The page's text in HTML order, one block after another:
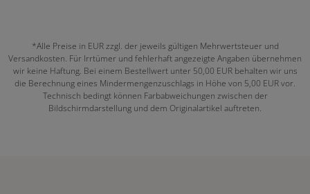
*Alle Preise in EUR zzgl. der jeweils gültigen Mehrwertsteuer und
Versandkosten. Für Irrtümer und fehlerhaft angezeigte Angaben übernehmen
wir keine Haftung. Bei einem Bestellwert unter 50,00 EUR behalten wir uns
die Berechnung eines Mindermengenzuschlags in Höhe von 5,00 EUR vor.
Technisch bedingt können Farbabweichungen zwischen der
Bildschirmdarstellung und dem Originalartikel auftreten.